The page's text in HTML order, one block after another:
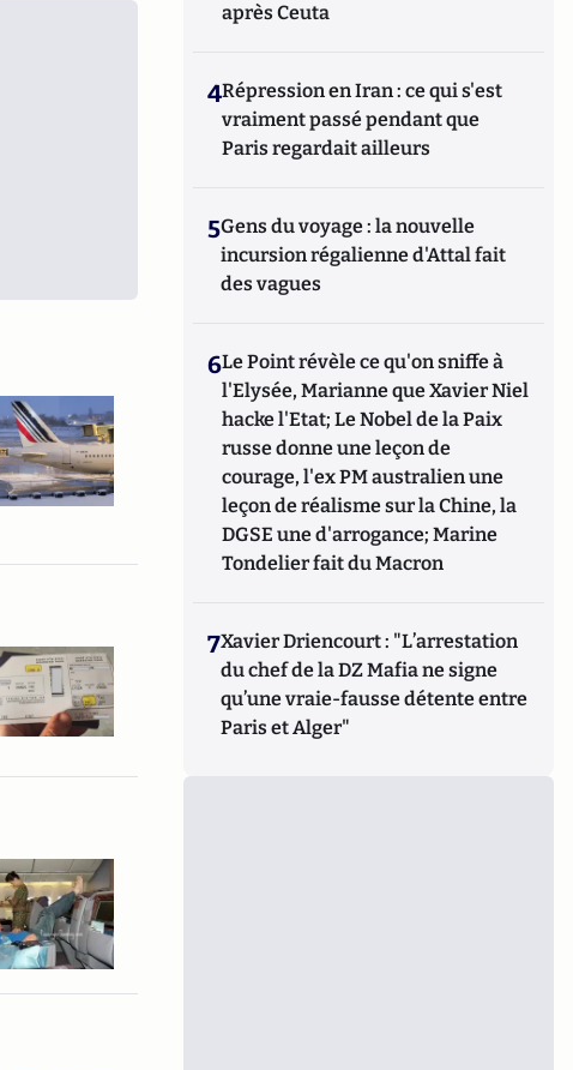
après Ceuta
4Répression en Iran : ce qui s'est
vraiment passé pendant que
Paris regardait ailleurs
5Gens du voyage : la nouvelle
incursion régalienne d'Attal fait
des vagues
6Le Point révèle ce qu'on sniffe à
l'Elysée, Marianne que Xavier Niel
hacke l'Etat; Le Nobel de la Paix
russe donne une leçon de
courage, l'ex PM australien une
leçon de réalisme sur la Chine, la
DGSE une d'arrogance; Marine
Tondelier fait du Macron
7Xavier Driencourt : "L’arrestation
du chef de la DZ Mafia ne signe
qu’une vraie-fausse détente entre
Paris et Alger"